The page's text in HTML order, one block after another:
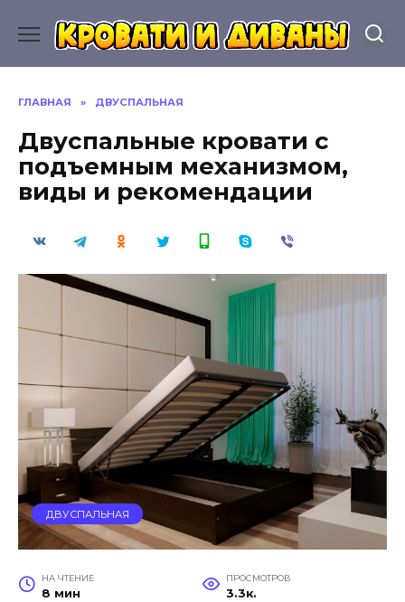
содержанию
ГЛАВНАЯ » ДВУСПАЛЬНАЯ
Двуспальные кровати с
подъемным механизмом,
виды и рекомендации
ДВУСПАЛЬНАЯ
НА ЧТЕНИЕ
8 мин
ПРОСМОТРОВ
3.3к.